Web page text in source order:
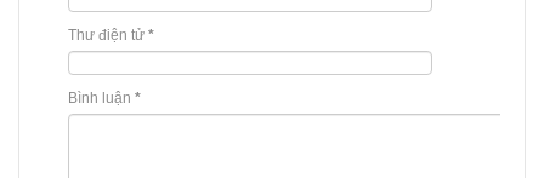
Thư điện tử *
Bình luận *